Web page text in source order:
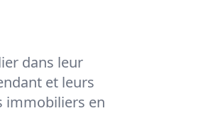
dans leur
et leurs
immobiliers en